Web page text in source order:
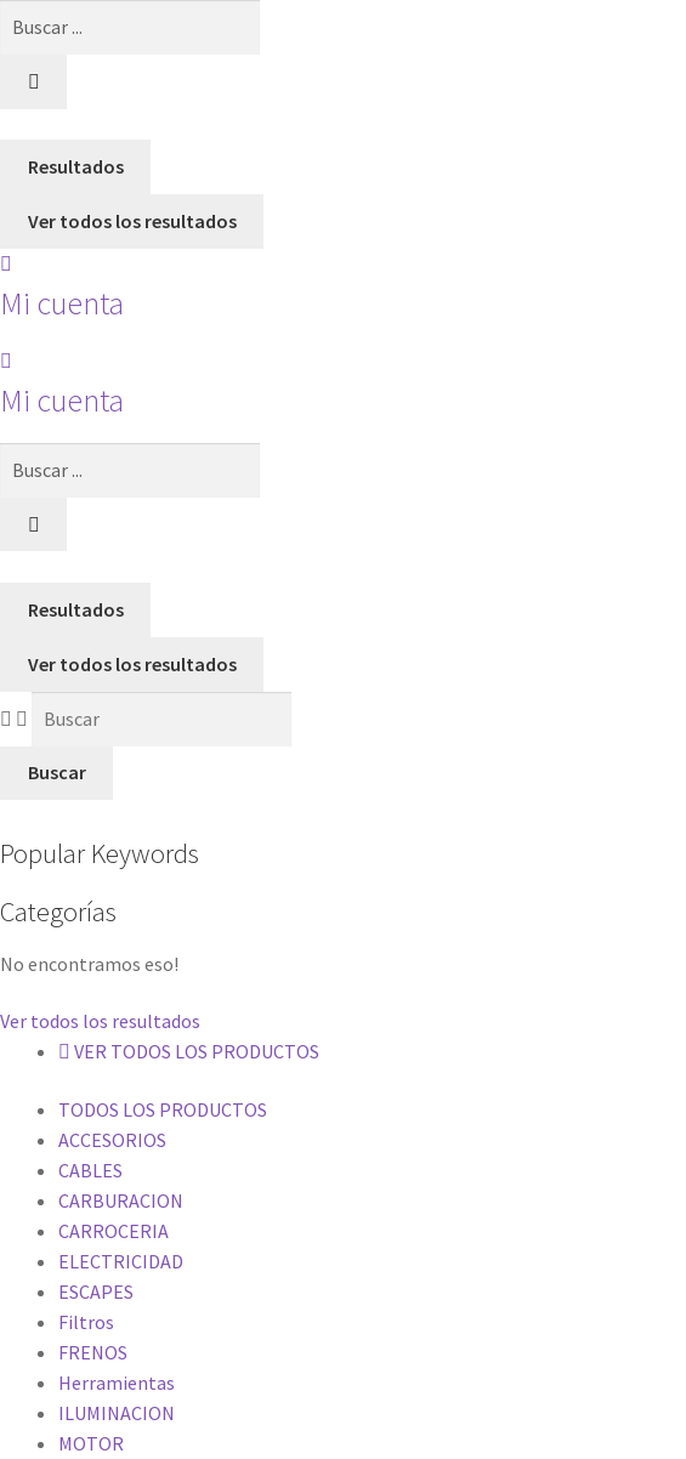
Resultados
Ver todos los resultados
Mi cuenta
Mi cuenta
Resultados
Ver todos los resultados
Buscar
Popular Keywords
Categorías
No encontramos eso!
Ver todos los resultados
VER TODOS LOS PRODUCTOS
TODOS LOS PRODUCTOS
ACCESORIOS
CABLES
CARBURACION
CARROCERIA
ELECTRICIDAD
ESCAPES
Filtros
FRENOS
Herramientas
ILUMINACION
MOTOR